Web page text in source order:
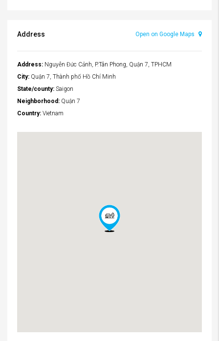
Address Open on Google Maps
Address: Nguyễn Đức Cảnh, P.Tân Phong, Quận 7, TPHCM
City: Quận 7, Thành phố Hồ Chí Minh
State/county: Saigon
Neighborhood: Quận 7
Country: Vietnam